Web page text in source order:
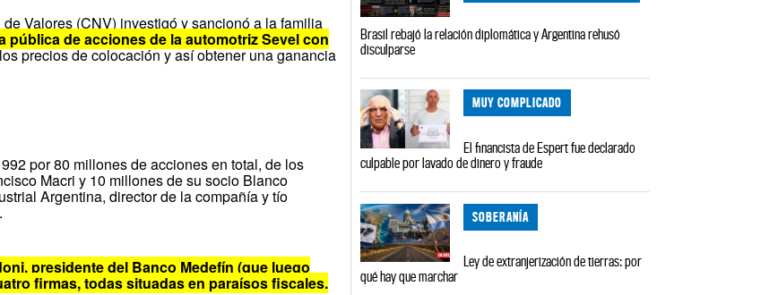
Valores (CNV) investigó y sancionó a la familia
pública de acciones de la automotriz Sevel con
precios de colocación y así obtener una ganancia
por 80 millones de acciones en total, de los
Macri y 10 millones de su socio Blanco
Argentina, director de la compañía y tío
presidente del Banco Medefín (que luego
firmas, todas situadas en paraísos fiscales.
Brasil rebajó la relación diplomática y Argentina rehusó
disculparse
MUY COMPLICADO
El financista de Espert fue declarado
culpable por lavado de dinero y fraude
SOBERANÍA
Ley de extranjerización de tierras: por
qué hay que marchar